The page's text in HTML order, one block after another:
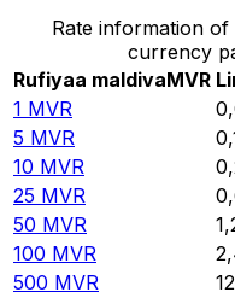
Rate information
currency
Rufiyaa maldivaMVR
1 MVR
5 MVR
10 MVR
25 MVR
50 MVR
100 MVR
500 MVR